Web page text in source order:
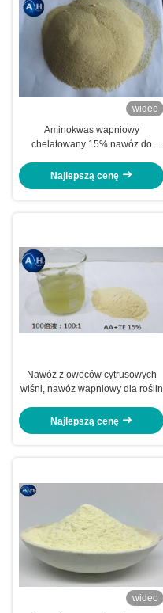
wideo
Aminokwas wapniowy
chelatowany 15% nawóz do
nawóz do drzew
Najlepszą cenę
Nawóz z owoców cytrusowych
wiśni, nawóz wapniowy dla roślin
Najlepszą cenę
wideo